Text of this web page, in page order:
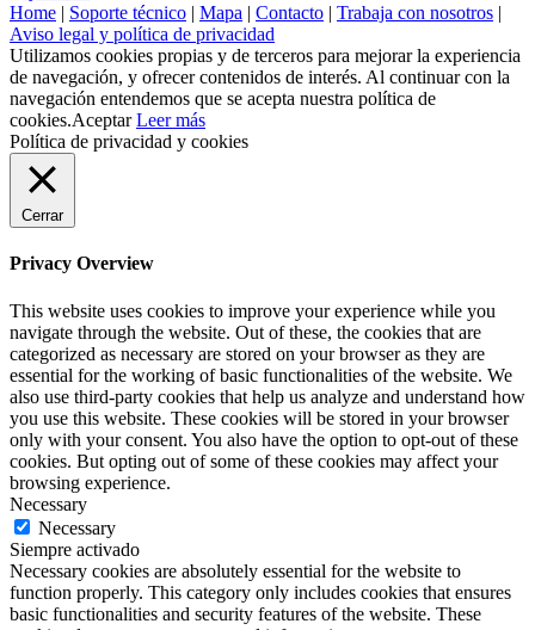
Home | Soporte técnico | Mapa | Contacto | Trabaja con nosotros |
Aviso legal y política de privacidad
Utilizamos cookies propias y de terceros para mejorar la experiencia
de navegación, y ofrecer contenidos de interés. Al continuar con la
navegación entendemos que se acepta nuestra política de
cookies.Aceptar Leer más
Política de privacidad y cookies
Cerrar
Privacy Overview
This website uses cookies to improve your experience while you
navigate through the website. Out of these, the cookies that are
categorized as necessary are stored on your browser as they are
essential for the working of basic functionalities of the website. We
also use third-party cookies that help us analyze and understand how
you use this website. These cookies will be stored in your browser
only with your consent. You also have the option to opt-out of these
cookies. But opting out of some of these cookies may affect your
browsing experience.
Necessary
Necessary
Siempre activado
Necessary cookies are absolutely essential for the website to
function properly. This category only includes cookies that ensures
basic functionalities and security features of the website. These